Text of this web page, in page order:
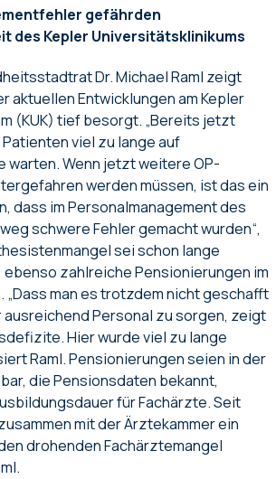
gefährden
des Kepler Universitätsklinikums
Dr. Michael Raml zeigt
aktuellen Entwicklungen am Kepler
(KUK) tief besorgt. „Bereits jetzt
viel zu lange auf
warten. Wenn jetzt weitere OP-
werden müssen, ist das ein
dass im Personalmanagement des
schwere Fehler gemacht wurden“,
sei schon lange
zahlreiche Pensionierungen im
man es trotzdem nicht geschafft
Personal zu sorgen, zeigt
Hier wurde viel zu lange
Raml. Pensionierungen seien in der
die Pensionsdaten bekannt,
für Fachärzte. Seit
mit der Ärztekammer ein
drohenden Fachärztemangel